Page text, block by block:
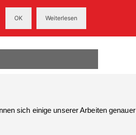
sich einige unserer Arbeiten genauer
OK Weiterlesen